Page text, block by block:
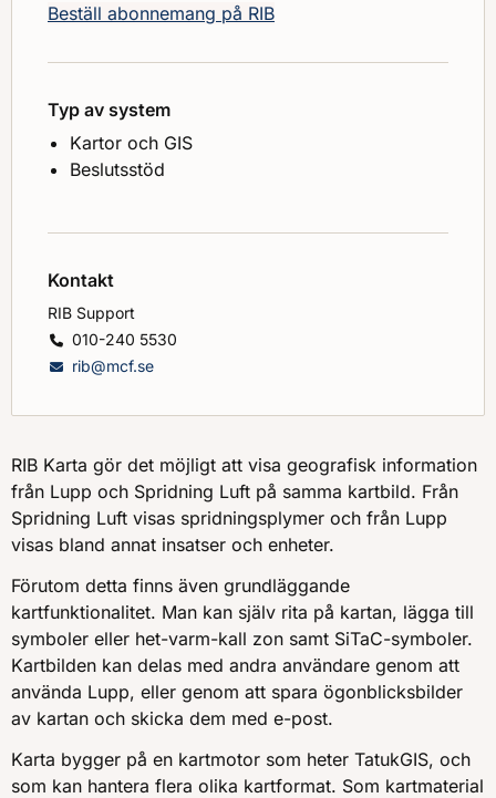
Beställ abonnemang på RIB
Typ av system
Kartor och GIS
Beslutsstöd
Kontakt
RIB Support
010-240 5530
rib@mcf.se
RIB Karta gör det möjligt att visa geografisk information
från Lupp och Spridning Luft på samma kartbild. Från
Spridning Luft visas spridningsplymer och från Lupp
visas bland annat insatser och enheter.
Förutom detta finns även grundläggande
kartfunktionalitet. Man kan själv rita på kartan, lägga till
symboler eller het-varm-kall zon samt SiTaC-symboler.
Kartbilden kan delas med andra användare genom att
använda Lupp, eller genom att spara ögonblicksbilder
av kartan och skicka dem med e-post.
Karta bygger på en kartmotor som heter TatukGIS, och
som kan hantera flera olika kartformat. Som kartmaterial